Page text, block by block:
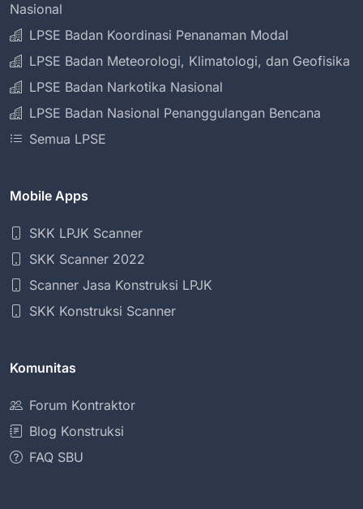
Nasional
LPSE Badan Koordinasi Penanaman Modal
LPSE Badan Meteorologi, Klimatologi, dan Geofisika
LPSE Badan Narkotika Nasional
LPSE Badan Nasional Penanggulangan Bencana
Semua LPSE
Mobile Apps
SKK LPJK Scanner
SKK Scanner 2022
Scanner Jasa Konstruksi LPJK
SKK Konstruksi Scanner
Komunitas
Forum Kontraktor
Blog Konstruksi
FAQ SBU